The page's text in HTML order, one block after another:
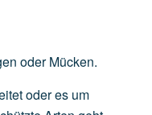
oder Mücken.
oder es um